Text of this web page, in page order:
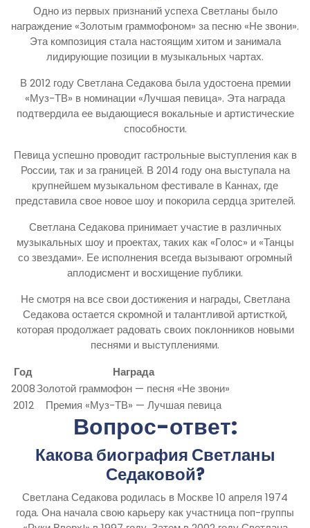
Одно из первых признаний успеха Светланы было
награждение «Золотым граммофоном» за песню «Не звони».
Эта композиция стала настоящим хитом и занимала
лидирующие позиции в музыкальных чартах.
В 2012 году Светлана Седакова была удостоена премии
«Муз-ТВ» в номинации «Лучшая певица». Эта награда
подтвердила ее выдающиеся вокальные и артистические
способности.
Певица успешно проводит гастрольные выступления как в
России, так и за границей. В 2014 году она выступала на
крупнейшем музыкальном фестивале в Каннах, где
представила свое новое шоу и покорила сердца зрителей.
Светлана Седакова принимает участие в различных
музыкальных шоу и проектах, таких как «Голос» и «Танцы
со звездами». Ее исполнения всегда вызывают огромный
аплодисмент и восхищение публики.
Не смотря на все свои достижения и награды, Светлана
Седакова остается скромной и талантливой артисткой,
которая продолжает радовать своих поклонников новыми
песнями и выступлениями.
Год
Награда
2008Золотой граммофон — песня «Не звони»
2012
Премия «Муз-ТВ» — Лучшая певица
Вопрос-ответ:
Какова биография Светланы
Седаковой?
Светлана Седакова родилась в Москве 10 апреля 1974
года. Она начала свою карьеру как участница поп-группы